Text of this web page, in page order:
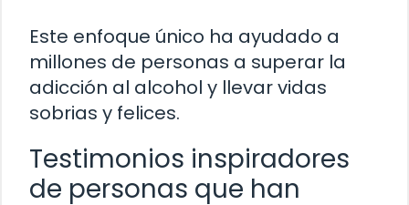
Este enfoque único ha ayudado a
millones de personas a superar la
adicción al alcohol y llevar vidas
sobrias y felices.
Testimonios inspiradores
de personas que han